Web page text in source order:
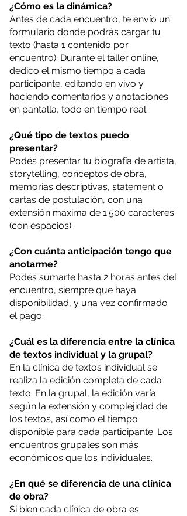
¿Cómo es la dinámica?
Antes de cada encuentro, te envío un
formulario donde podrás cargar tu
texto (hasta 1 contenido por
encuentro). Durante el taller online,
dedico el mismo tiempo a cada
participante, editando en vivo y
haciendo comentarios y anotaciones
en pantalla, todo en tiempo real.
¿Qué tipo de textos puedo
presentar?
Podés presentar tu biografía de artista,
storytelling, conceptos de obra,
memorias descriptivas, statement o
cartas de postulación, con una
extensión máxima de 1.500 caracteres
(con espacios).
¿Con cuánta anticipación tengo que
anotarme?
Podés sumarte hasta 2 horas antes del
encuentro, siempre que haya
disponibilidad, y una vez confirmado
el pago.
¿Cuál es la diferencia entre la clínica
de textos individual y la grupal?
En la clínica de textos individual se
realiza la edición completa de cada
texto. En la grupal, la edición varía
según la extensión y complejidad de
los textos, así como el tiempo
disponible para cada participante. Los
encuentros grupales son más
económicos que los individuales.
¿En qué se diferencia de una clínica
de obra?
Si bien cada clínica de obra es